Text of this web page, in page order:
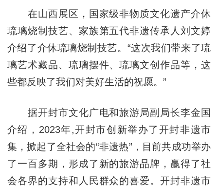
在山西展区，国家级非物质文化遗产介休
琉璃烧制技艺、家族第五代非遗传承人刘文婷
介绍了介休琉璃烧制技艺。“这次我们带来了琉
璃艺术藏品、琉璃摆件、琉璃文创作品等，这
些都反映了我们对美好生活的祝愿。”
据开封市文化广电和旅游局副局长李金国
介绍，2023年,开封市创新举办了开封非遗市
集，掀起了全社会的“非遗热”，目前共成功举办
了一百多期，形成了新的旅游品牌，赢得了社
会各界的支持和人民群众的喜爱。开封非遗市